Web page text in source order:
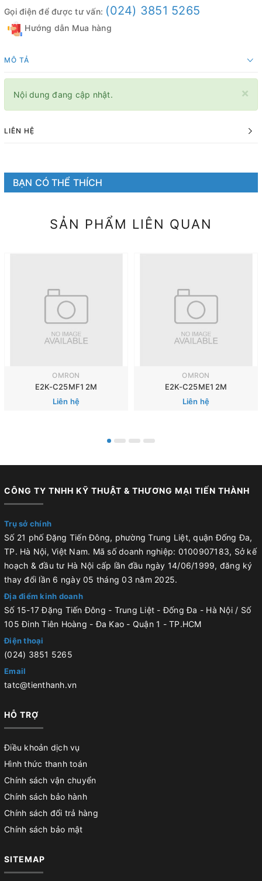
Gọi điện để được tư vấn: (024) 3851 5265
Hướng dẫn Mua hàng
MÔ TẢ
×
Nội dung đang cập nhật.
LIÊN HỆ
BẠN CÓ THỂ THÍCH
SẢN PHẨM LIÊN QUAN
OMRON
E2K-C25MF1 2M
Liên hệ
OMRON
E2K-C25ME1 2M
Liên hệ
CÔNG TY TNHH KỸ THUẬT & THƯƠNG MẠI TIẾN THÀNH
Trụ sở chính
Số 21 phố Đặng Tiến Đông, phường Trung Liệt, quận Đống Đa,
TP. Hà Nội, Việt Nam. Mã số doanh nghiệp: 0100907183, Sở kế
hoạch & đầu tư Hà Nội cấp lần đầu ngày 14/06/1999, đăng ký
thay đổi lần 6 ngày 05 tháng 03 năm 2025.
Địa điểm kinh doanh
Số 15-17 Đặng Tiến Đông - Trung Liệt - Đống Đa - Hà Nội / Số
105 Đinh Tiên Hoàng - Đa Kao - Quận 1 - TP.HCM
Điện thoại
(024) 3851 5265
Email
tatc@tienthanh.vn
HỖ TRỢ
Điều khoản dịch vụ
Hình thức thanh toán
Chính sách vận chuyển
Chính sách bảo hành
Chính sách đổi trả hàng
Chính sách bảo mật
SITEMAP